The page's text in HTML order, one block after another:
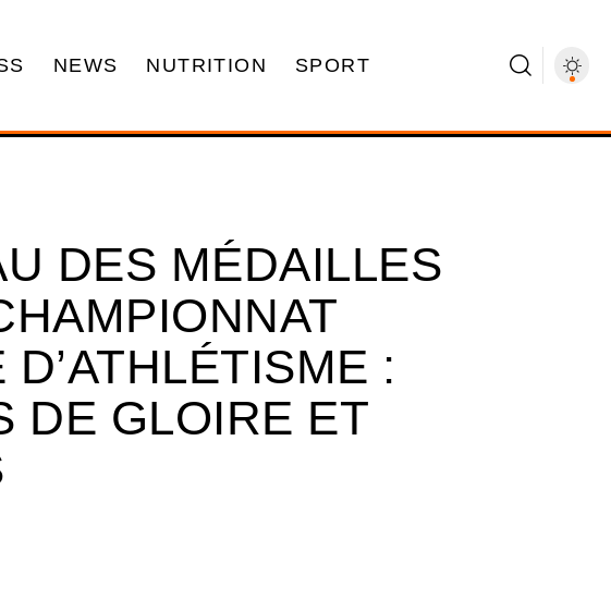
NEWS NUTRITION SPORT
DES MÉDAILLES
D’ATHLÉTISME :
DE GLOIRE ET